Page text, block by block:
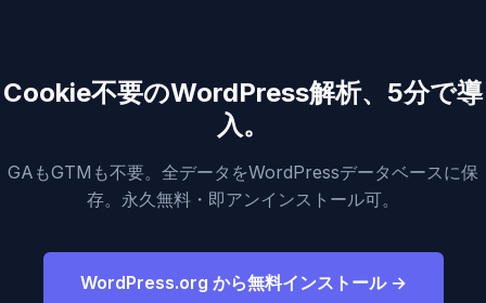
Cookie不要のWordPress解析、5分で導
入。
GAもGTMも不要。全データをWordPressデータベースに保
存。永久無料・即アンインストール可。
WordPress.org から無料インストール →